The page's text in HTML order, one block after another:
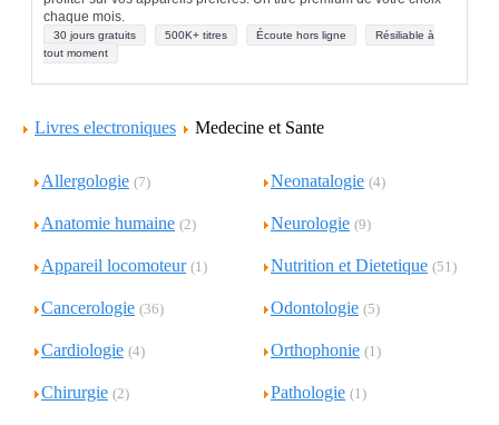
chaque mois.
30 jours gratuits 500K+ titres Écoute hors ligne
Résiliable à
tout moment
Livres electroniques Medecine et Sante
Allergologie (7) Neonatalogie (4)
Anatomie humaine (2) Neurologie (9)
Appareil locomoteur (1) Nutrition et Dietetique (51)
Cancerologie (36) Odontologie (5)
Cardiologie (4) Orthophonie (1)
Chirurgie (2) Pathologie (1)